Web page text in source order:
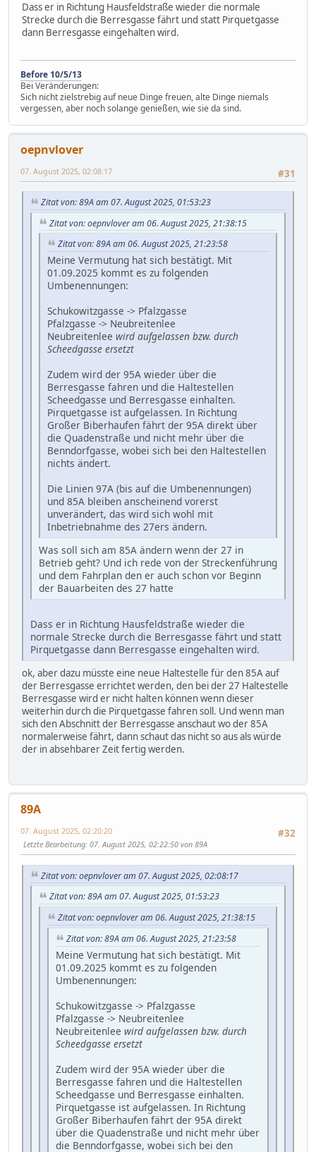
Dass er in Richtung Hausfeldstraße wieder die normale
Strecke durch die Berresgasse fährt und statt Pirquetgasse
dann Berresgasse eingehalten wird.
Before 10/5/13
Bei Veränderungen:
Sich nicht zielstrebig auf neue Dinge freuen, alte Dinge niemals
vergessen, aber noch solange genießen, wie sie da sind.
oepnvlover
#31
07. August 2025, 02:08:17
Zitat von: 89A am 07. August 2025, 01:53:23
Zitat von: oepnvlover am 06. August 2025, 21:38:15
Zitat von: 89A am 06. August 2025, 21:23:58
Meine Vermutung hat sich bestätigt. Mit
01.09.2025 kommt es zu folgenden
Umbenennungen:
Schukowitzgasse -> Pfalzgasse
Pfalzgasse -> Neubreitenlee
Neubreitenlee wird aufgelassen bzw. durch
Scheedgasse ersetzt
Zudem wird der 95A wieder über die
Berresgasse fahren und die Haltestellen
Scheedgasse und Berresgasse einhalten.
Pirquetgasse ist aufgelassen. In Richtung
Großer Biberhaufen fährt der 95A direkt über
die Quadenstraße und nicht mehr über die
Benndorfgasse, wobei sich bei den Haltestellen
nichts ändert.
Die Linien 97A (bis auf die Umbenennungen)
und 85A bleiben anscheinend vorerst
unverändert, das wird sich wohl mit
Inbetriebnahme des 27ers ändern.
Was soll sich am 85A ändern wenn der 27 in
Betrieb geht? Und ich rede von der Streckenführung
und dem Fahrplan den er auch schon vor Beginn
der Bauarbeiten des 27 hatte
Dass er in Richtung Hausfeldstraße wieder die
normale Strecke durch die Berresgasse fährt und statt
Pirquetgasse dann Berresgasse eingehalten wird.
ok, aber dazu müsste eine neue Haltestelle für den 85A auf
der Berresgasse errichtet werden, den bei der 27 Haltestelle
Berresgasse wird er nicht halten können wenn dieser
weiterhin durch die Pirquetgasse fahren soll. Und wenn man
sich den Abschnitt der Berresgasse anschaut wo der 85A
normalerweise fährt, dann schaut das nicht so aus als würde
der in absehbarer Zeit fertig werden.
89A
#32
07. August 2025, 02:20:20
Letzte Bearbeitung: 07. August 2025, 02:22:50 von 89A
Zitat von: oepnvlover am 07. August 2025, 02:08:17
Zitat von: 89A am 07. August 2025, 01:53:23
Zitat von: oepnvlover am 06. August 2025, 21:38:15
Zitat von: 89A am 06. August 2025, 21:23:58
Meine Vermutung hat sich bestätigt. Mit
01.09.2025 kommt es zu folgenden
Umbenennungen:
Schukowitzgasse -> Pfalzgasse
Pfalzgasse -> Neubreitenlee
Neubreitenlee wird aufgelassen bzw. durch
Scheedgasse ersetzt
Zudem wird der 95A wieder über die
Berresgasse fahren und die Haltestellen
Scheedgasse und Berresgasse einhalten.
Pirquetgasse ist aufgelassen. In Richtung
Großer Biberhaufen fährt der 95A direkt
über die Quadenstraße und nicht mehr über
die Benndorfgasse, wobei sich bei den